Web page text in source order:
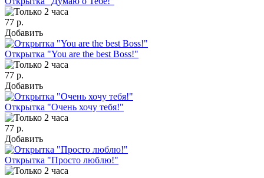
77 р.
Добавить
Открытка "You are the best Boss!"
77 р.
Добавить
Открытка "Очень хочу тебя!"
77 р.
Добавить
Открытка "Просто люблю!"